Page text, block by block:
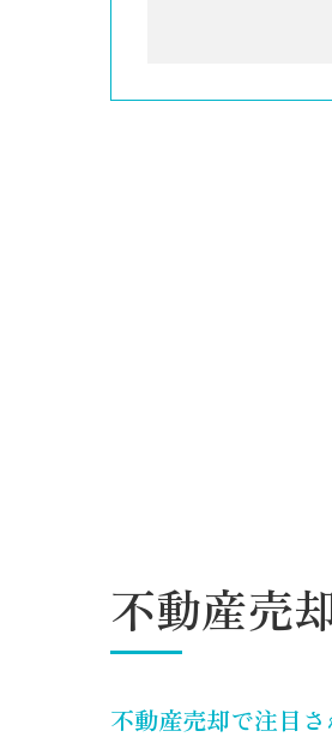
不動産売
不動産売却で注目